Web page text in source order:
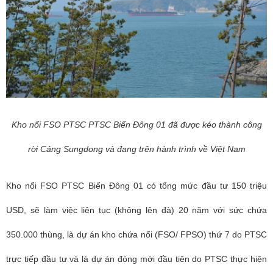
Kho nổi FSO PTSC PTSC Biển Đông 01 đã được kéo thành công
rời Cảng Sungdong và đang trên hành trình về Việt Nam
Kho nổi FSO PTSC Biển Đông 01 có tổng mức đầu tư 150 triệu
USD, sẽ làm việc liên tục (không lên đà) 20 năm với sức chứa
350.000 thùng, là dự án kho chứa nổi (FSO/ FPSO) thứ 7 do PTSC
trực tiếp đầu tư và là dự án đóng mới đầu tiên do PTSC thực hiện